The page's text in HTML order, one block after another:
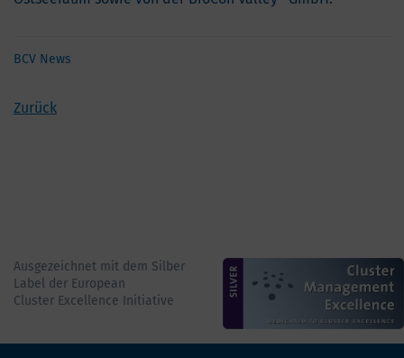
BCV News
Zurück
Ausgezeichnet mit dem Silber
Label der European
Cluster Excellence Initiative